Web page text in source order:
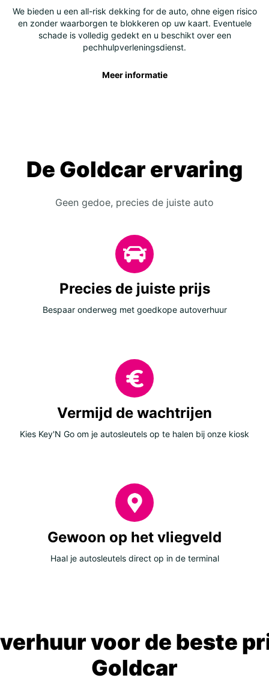
We bieden u een all-risk dekking for de auto, ohne eigen risico
en zonder waarborgen te blokkeren op uw kaart. Eventuele
schade is volledig gedekt en u beschikt over een
pechhulpverleningsdienst.
Meer informatie
De Goldcar ervaring
Geen gedoe, precies de juiste auto
Precies de juiste prijs
Bespaar onderweg met goedkope autoverhuur
Vermijd de wachtrijen
Kies Key'N Go om je autosleutels op te halen bij onze kiosk
Gewoon op het vliegveld
Haal je autosleutels direct op in de terminal
voor de beste
Goldcar